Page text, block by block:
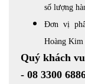
số lượng
Đơn vị
Hoàng Kim
Quý khách
- 08 3300